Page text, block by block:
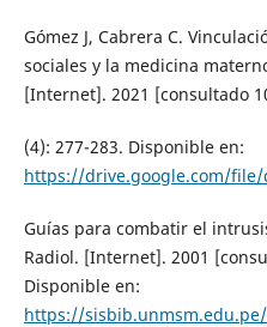
Gómez J, Cabrera C.
sociales y la medicina
[Internet]. 2021 [consultado
(4): 277-283. Disponible en:
https://drive.google.com/file/
Guías para combatir el
Radiol. [Internet]. 2001
Disponible en:
https://